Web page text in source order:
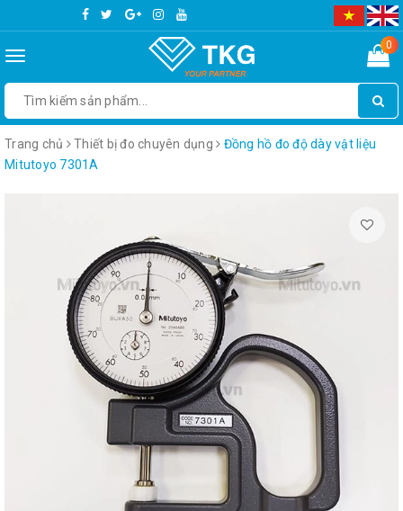
Toggle
0
Trang chủ Thiết bị đo chuyên dụng
Đồng hồ đo độ dày vật liệu
Mitutoyo 7301A